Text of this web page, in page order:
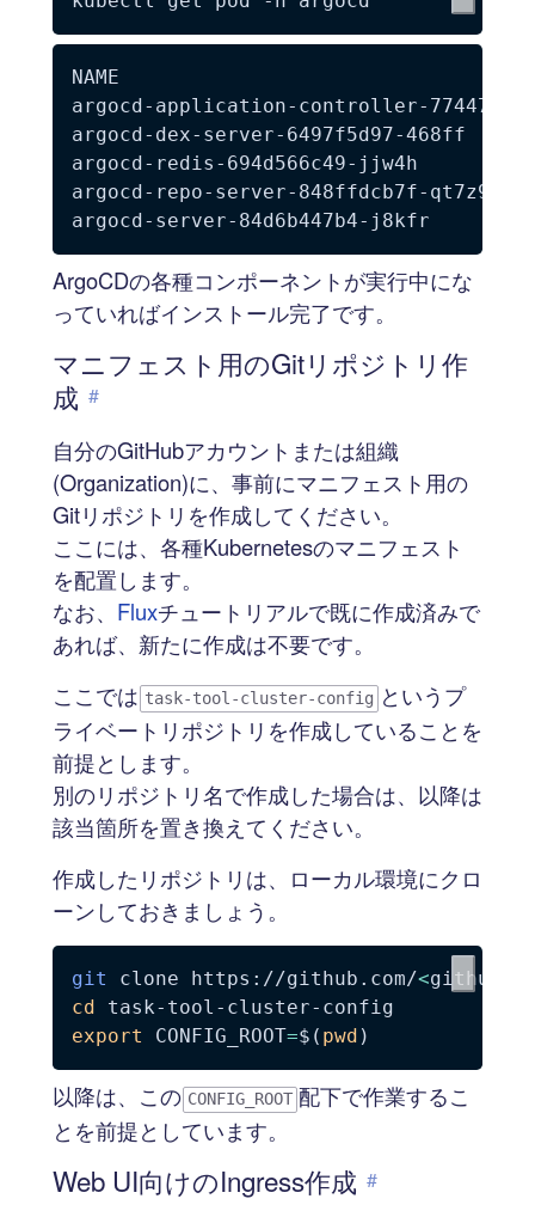
NAME
argocd-application-controller-
argocd-dex-server-6497f5d97-
argocd-redis-694d566c49-jjw4h
argocd-repo-server-848ffdcb7f-
ArgoCDの各種コンポーネントが実行中にな
っていればインストール完了です。
マニフェスト用のGitリポジトリ作
成 #
自分のGitHubアカウントまたは組織
(Organization)に、事前にマニフェスト用の
Gitリポジトリを作成してください。
ここには、各種Kubernetesのマニフェスト
を配置します。
なお、 Fluxチュートリアルで既に作成済みで
あれば、新たに作成は不要です。
ここでは task-tool-cluster-config というプ
ライベートリポジトリを作成していることを
前提とします。
別のリポジトリ名で作成した場合は、以降は
該当箇所を置き換えてください。
作成したリポジトリは、ローカル環境にクロ
ーンしておきましょう。
git clone https://github.com/<github-
cd
export
CONFIG_ROOT=$( pwd )
以降は、この CONFIG_ROOT 配下で作業するこ
とを前提としています。
Web UI向けのIngress作成 #